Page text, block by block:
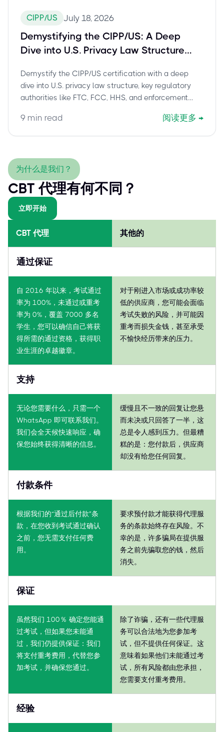
CIPP/US July 18, 2026
Demystifying the CIPP/US: A Deep
Dive into U.S. Privacy Law Structure
Demystify the CIPP/US certification with a deep
dive into U.S. privacy law structure, key regulatory
authorities like FTC, FCC, HHS, and enforcement
9 min read 阅读更多 →
为什么是我们？
CBT 代理有何不同？
立即开始
CBT 代理 其他的
通过保证
自 2016 年以来，考试通过
率为 100%，未通过或重考
率为 0%，覆盖 7000 多名
学生，您可以确信自己将获
得所需的通过资格，获得职
业生涯的卓越徽章。
对于刚进入市场或成功率较
低的供应商，您可能会面临
考试失败的风险，并可能因
重考而损失金钱，甚至承受
不愉快经历带来的压力。
支持
无论您需要什么，只需一个
WhatsApp 即可联系我们。
我们会全天候快速响应，确
保您始终获得清晰的信息。
缓慢且不一致的回复让您悬
而未决或只回答了一半，这
总是令人感到压力。但最糟
糕的是：您付款后，供应商
却没有给您任何回复。
付款条件
根据我们的“通过后付款”条
款，在您收到考试通过确认
之前，您无需支付任何费
用。
要求预付款才能获得代理服
务的条款始终存在风险。不
幸的是，许多骗局在提供服
务之前先骗取您的钱，然后
消失。
保证
虽然我们 100％ 确定您能通
过考试，但如果您未能通
过，我们仍提供保证：我们
将支付重考费用，代替您参
加考试，并确保您通过。
除了诈骗，还有一些代理服
务可以合法地为您参加考
试，但不提供任何保证。这
意味着如果他们未能通过考
试，所有风险都由您承担，
您需要支付重考费用。
经验